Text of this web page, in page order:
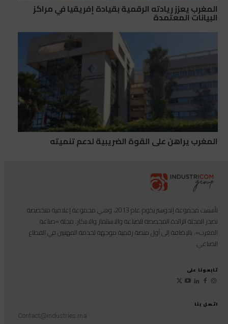
المغرب يعزز ريادته الرقمية بقيادة إفريقيا في مراكز
البيانات المعتمدة
المغرب يراهن على القوة الضريبية لدعم تنميته
اتصل بنا
Contact@industries.ma
تأسست مجموعة إندوستريكوم عام 2013، وهي مجموعة إعلامية متخصصة
تصدر المجلة الرائدة المخصصة للصناعة والاستثمار والابتكار: مجلة «صناعة
المغرب»، بالإضافة إلى أول منصة رقمية موجهة لخدمة المهنيين في القطاع
الصناعي.
تابعونا على